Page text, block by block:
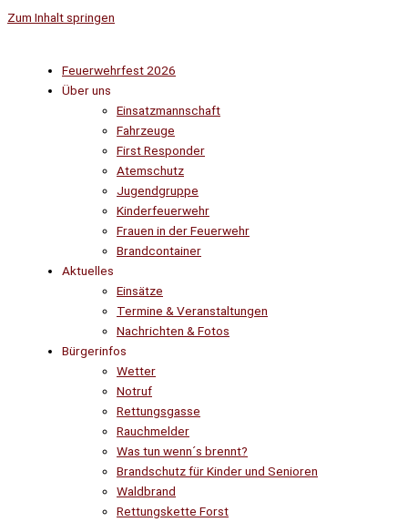
Zum Inhalt springen
Feuerwehrfest 2026
Über uns
Einsatzmannschaft
Fahrzeuge
First Responder
Atemschutz
Jugendgruppe
Kinderfeuerwehr
Frauen in der Feuerwehr
Brandcontainer
Aktuelles
Einsätze
Termine & Veranstaltungen
Nachrichten & Fotos
Bürgerinfos
Wetter
Notruf
Rettungsgasse
Rauchmelder
Was tun wenn´s brennt?
Brandschutz für Kinder und Senioren
Waldbrand
Rettungskette Forst